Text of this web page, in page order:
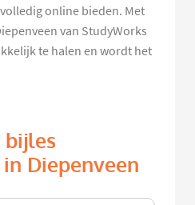
online bieden. Met
van StudyWorks
te halen en wordt het
bijles
Diepenveen